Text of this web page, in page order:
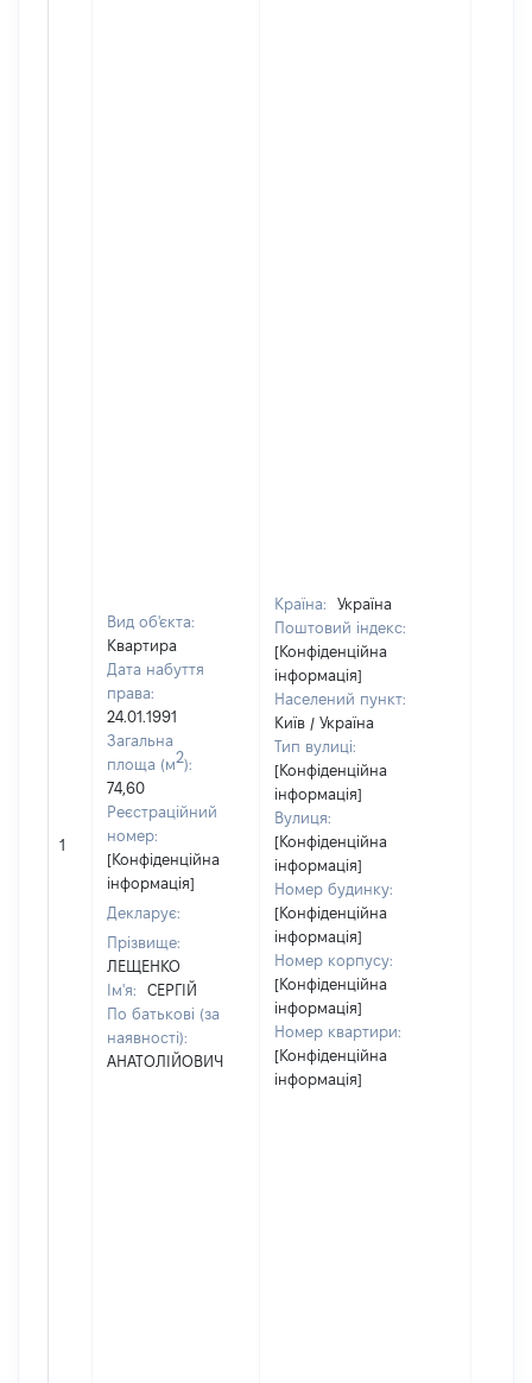
1
Вид об'єкта:
Квартира
Дата набуття
права:
24.01.1991
Загальна
площа (м2):
74,60
Реєстраційний
номер:
[Конфіденційна
інформація]
Декларує:
Прізвище:
ЛЕЩЕНКО
Ім'я:
СЕРГІЙ
По батькові (за
наявності):
АНАТОЛІЙОВИЧ
Країна:
Україна
Поштовий індекс:
[Конфіденційна
інформація]
Населений пункт:
Київ / Україна
Тип вулиці:
[Конфіденційна
інформація]
Вулиця:
[Конфіденційна
інформація]
Номер будинку:
[Конфіденційна
інформація]
Номер корпусу:
[Конфіденційна
інформація]
Номер квартири:
[Конфіденційна
інформація]